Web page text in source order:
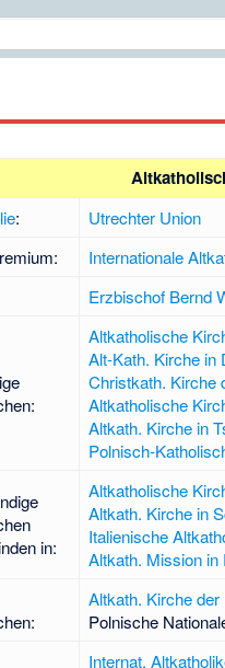
:
Utrechter Union
Internationale
Erzbischof Bernd
Altkatholische
Alt-Kath. Kirche in
Christkath. Kirche
Altkatholische
Altkath. Kirche in
Polnisch-
in:
Altkatholische
Altkath. Kirche in
Italienische
Altkath. Mission in
Altkath. Kirche der
Polnische
Internat.